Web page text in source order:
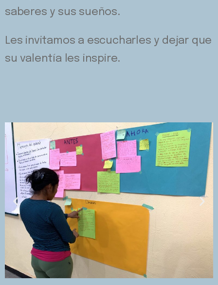
saberes y sus sueños.
Les invitamos a escucharles y dejar que
su valentía les inspire.